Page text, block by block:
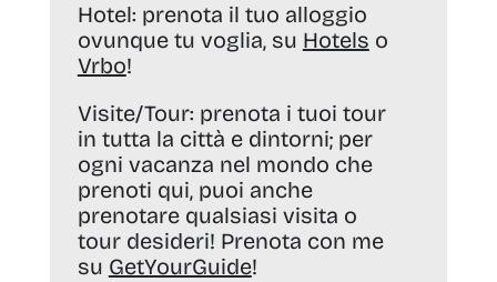
Hotel: prenota il tuo alloggio
ovunque tu voglia, su Hotels o
Vrbo!
Visite/Tour: prenota i tuoi tour
in tutta la città e dintorni; per
ogni vacanza nel mondo che
prenoti qui, puoi anche
prenotare qualsiasi visita o
tour desideri! Prenota con me
su GetYourGuide!